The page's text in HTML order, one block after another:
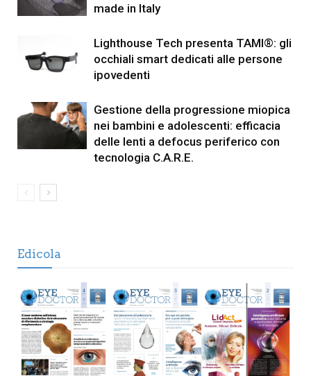
made in Italy
Lighthouse Tech presenta TAMI®: gli
occhiali smart dedicati alle persone
ipovedenti
Gestione della progressione miopica
nei bambini e adolescenti: efficacia
delle lenti a defocus periferico con
tecnologia C.A.R.E.
Edicola